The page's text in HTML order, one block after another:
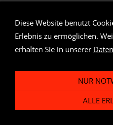
Diese Website benutzt
Erlebnis zu ermöglichen.
erhalten Sie in unserer
NUR
ALLE